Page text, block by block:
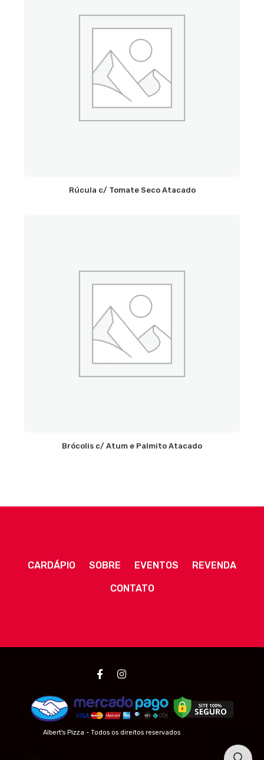
Rúcula c/ Tomate Seco Atacado
Brócolis c/ Atum e Palmito Atacado
CARDÁPIO SOBRE EVENTOS REVENDA
CONTATO
Albert's Pizza - Todos os direitos reservados